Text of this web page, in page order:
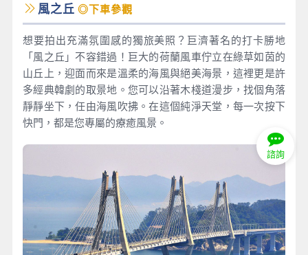
風之丘 ◎下車參觀
想要拍出充滿氛圍感的獨旅美照？巨濟著名的打卡勝地
「風之丘」不容錯過！巨大的荷蘭風車佇立在綠草如茵的
山丘上，迎面而來是溫柔的海風與絕美海景，這裡更是許
多經典韓劇的取景地。您可以沿著木棧道漫步，找個角落
靜靜坐下，任由海風吹拂。在這個純淨天堂，每一次按下
快門，都是您專屬的療癒風景。
諮詢